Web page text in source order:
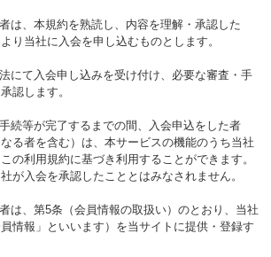
は、本規約を熟読し、内容を理解・承認した
り当社に入会を申し込むものとします。
にて入会申し込みを受け付け、必要な審査・手
認します。
続等が完了するまでの間、入会申込をした者
なる者を含む）は、本サービスの機能のうち当社
の利用規約に基づき利用することができます。
が入会を承認したこととはみなされません。
は、第5条（会員情報の取扱い）のとおり、当社
情報」といいます）を当サイトに提供・登録す